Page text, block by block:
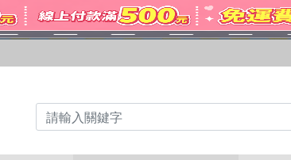
RICOH SP C242DN 黑色相容碳粉匣